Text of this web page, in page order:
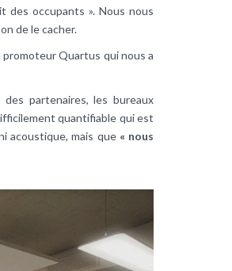
occupants ». Nous nous
de le cacher.
promoteur Quartus qui nous a
partenaires, les bureaux
quantifiable qui est
acoustique, mais que « nous